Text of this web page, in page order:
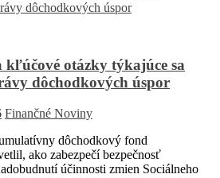
kľúčové otázky týkajúce sa
dôchodkových úspor
Finančné Noviny
dôchodkový fond
ako zabezpečí bezpečnosť
účinnosti zmien Sociálneho